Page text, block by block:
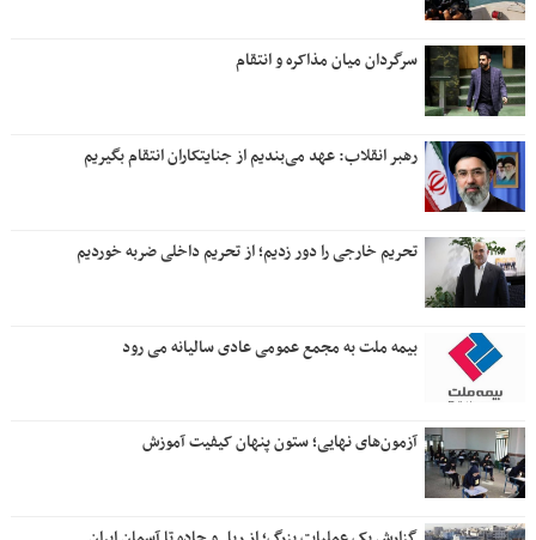
سرگردان میان مذاکره و انتقام
رهبر انقلاب: عهد می‌بندیم از جنایتکاران انتقام بگیریم
تحریم خارجی را دور زدیم؛ از تحریم داخلی ضربه خوردیم
بیمه ملت به مجمع عمومی عادی سالیانه می رود
آزمون‌های نهایی؛ ستون پنهان کیفیت آموزش